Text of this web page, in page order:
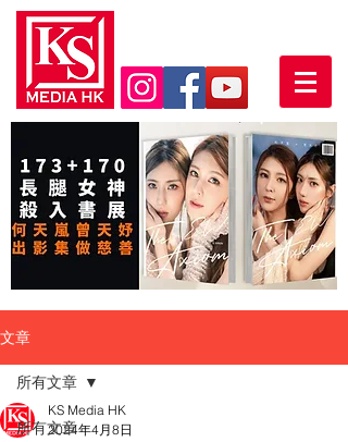
文章
所有文章
所有文章
KS Media HK
2024年4月8日